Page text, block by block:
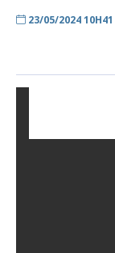
23/05/2024 10H41